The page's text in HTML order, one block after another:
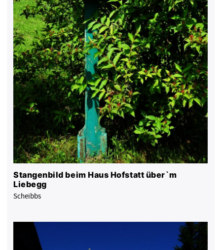
Stangenbild beim Haus Hofstatt über`m
Liebegg
Scheibbs